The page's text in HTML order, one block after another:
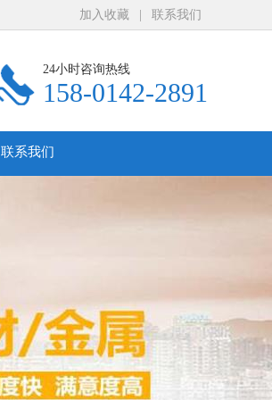
加入收藏 联系我们
24小时咨询热线
158-0142-2891
联系我们